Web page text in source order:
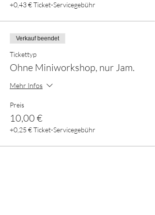
+0,43 € Ticket-Servicegebühr
Verkauf beendet
Tickettyp
Ohne Miniworkshop, nur Jam.
Mehr Infos
Preis
10,00 €
+0,25 € Ticket-Servicegebühr